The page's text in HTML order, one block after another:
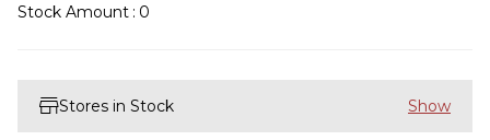
Stock Amount : 0
Stores in Stock